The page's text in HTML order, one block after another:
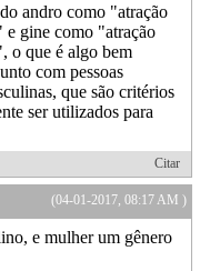
andro como "atração
e gine como "atração
o que é algo bem
com pessoas
que são critérios
ser utilizados para
Citar
(04-01-2017, 08:17 AM )
e mulher um gênero